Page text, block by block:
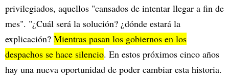
privilegiados, aquellos "cansados de intentar llegar a fin de
mes". "¿Cuál será la solución? ¿dónde estará la
explicación? Mientras pasan los gobiernos en los
despachos se hace silencio. En estos próximos cinco años
hay una nueva oportunidad de poder cambiar esta historia.